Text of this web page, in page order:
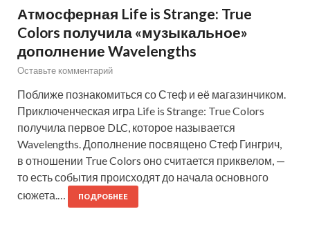
Атмосферная Life is Strange: True
Colors получила «музыкальное»
дополнение Wavelengths
Оставьте комментарий
Поближе познакомиться со Стеф и её магазинчиком.
Приключенческая игра Life is Strange: True Colors
получила первое DLC, которое называется
Wavelengths. Дополнение посвящено Стеф Гингрич,
в отношении True Colors оно считается приквелом, —
то есть события происходят до начала основного
сюжета.…
ПОДРОБНЕЕ